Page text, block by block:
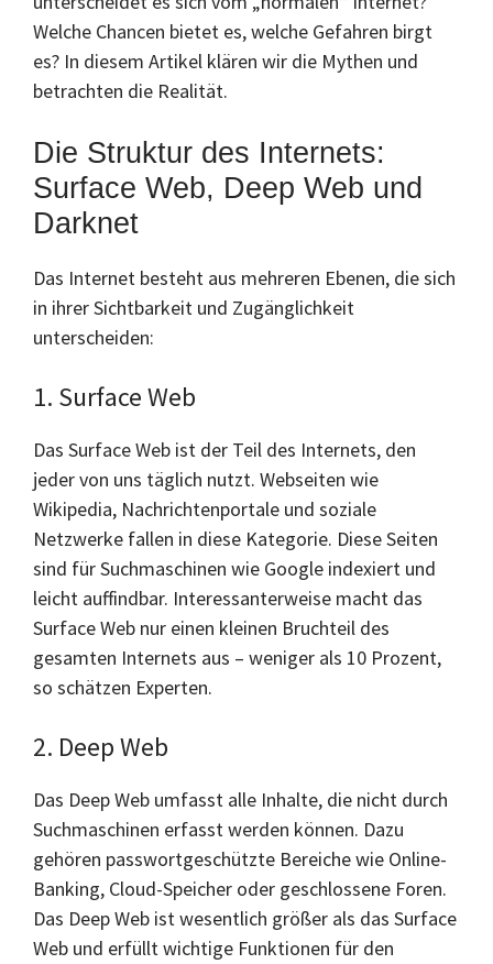
Welche Chancen bietet es, welche Gefahren birgt
es? In diesem Artikel klären wir die Mythen und
betrachten die Realität.
Die Struktur des Internets:
Surface Web, Deep Web und
Darknet
Das Internet besteht aus mehreren Ebenen, die sich
in ihrer Sichtbarkeit und Zugänglichkeit
unterscheiden:
1. Surface Web
Das Surface Web ist der Teil des Internets, den
jeder von uns täglich nutzt. Webseiten wie
Wikipedia, Nachrichtenportale und soziale
Netzwerke fallen in diese Kategorie. Diese Seiten
sind für Suchmaschinen wie Google indexiert und
leicht auffindbar. Interessanterweise macht das
Surface Web nur einen kleinen Bruchteil des
gesamten Internets aus – weniger als 10 Prozent,
so schätzen Experten.
2. Deep Web
Das Deep Web umfasst alle Inhalte, die nicht durch
Suchmaschinen erfasst werden können. Dazu
gehören passwortgeschützte Bereiche wie Online-
Banking, Cloud-Speicher oder geschlossene Foren.
Das Deep Web ist wesentlich größer als das Surface
Web und erfüllt wichtige Funktionen für den